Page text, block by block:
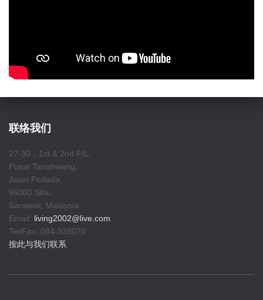
联络我们
27-30，1st & 2nd F/L,
Pusat Tanahwang,
Jalan Pedada,
96000 Sibu,
Sarawak, Malaysia.
Email: living2002@live.com
Tel/Fax: 084-339070
按此与我们联系